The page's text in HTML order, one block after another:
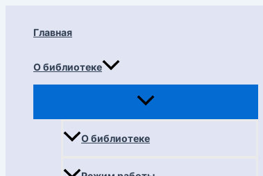
Главная
О библиотеке
О библиотеке